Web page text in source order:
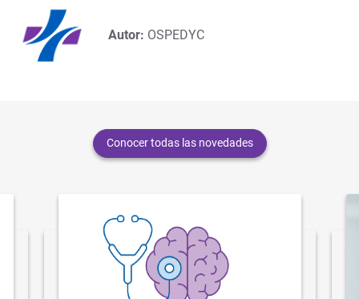
Autor: OSPEDYC
Conocer todas las novedades